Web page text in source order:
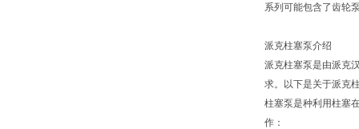
系列可能包含了齿轮
派克柱塞泵介绍
派克柱塞泵是由派克
求。以下是关于派克
柱塞泵是种利用柱塞
作：